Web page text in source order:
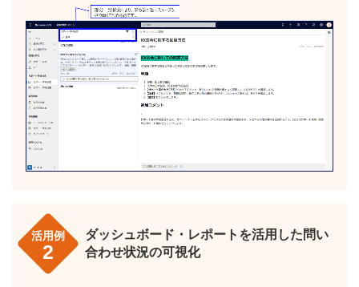
活用例
2
ダッシュボード・レポートを活用した問い
合わせ状況の可視化